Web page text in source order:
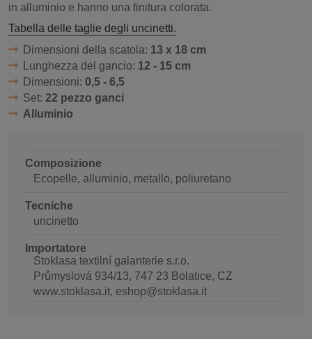
in alluminio e hanno una finitura colorata.
Tabella delle taglie degli uncinetti.
Dimensioni della scatola: 13 x 18 cm
Lunghezza del gancio: 12 - 15 cm
Dimensioni: 0,5 - 6,5
Set: 22 pezzo ganci
Alluminio
Composizione
Ecopelle, alluminio, metallo, poliuretano
Tecniche
uncinetto
Importatore
Stoklasa textilní galanterie s.r.o.
Průmyslová 934/13, 747 23 Bolatice, CZ
www.stoklasa.it, eshop@stoklasa.it